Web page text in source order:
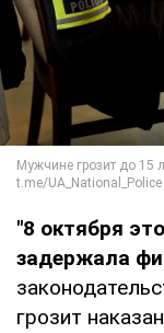
"8 октября
задержала
грозит